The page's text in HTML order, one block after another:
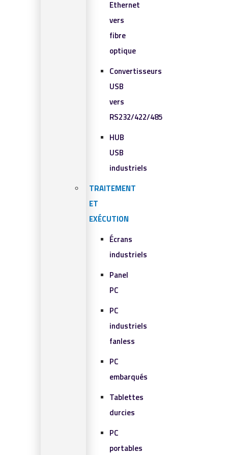
Ethernet
vers
fibre
optique
Convertisseurs
USB
vers
RS232/422/485
HUB
USB
industriels
TRAITEMENT
ET
EXÉCUTION
Écrans
industriels
Panel
PC
PC
industriels
fanless
PC
embarqués
Tablettes
durcies
PC
portables